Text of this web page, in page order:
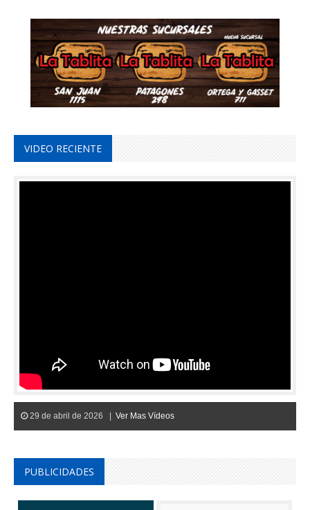
VIDEO RECIENTE
29 de abril de 2026 | Ver Mas Vídeos
PUBLICIDADES